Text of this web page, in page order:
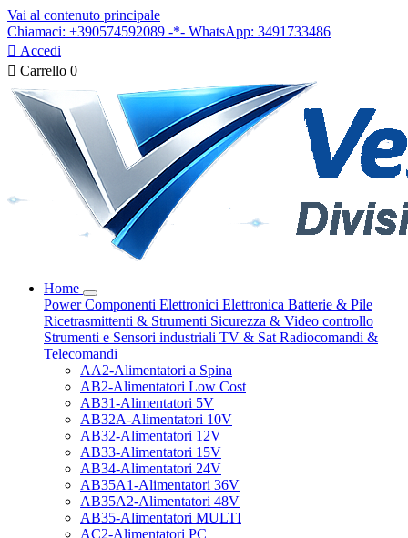
Vai al contenuto principale
Chiamaci: +390574592089 -*- WhatsApp: 3491733486
 Accedi
 Carrello 0
Home
PowerComponenti Elettronici Elettronica Batterie & Pile
Ricetrasmittenti & Strumenti Sicurezza & Video controllo
Strumenti e Sensori industriali TV & Sat Radiocomandi &
Telecomandi
AA2-Alimentatori a Spina
AB2-Alimentatori Low Cost
AB31-Alimentatori 5V
AB32A-Alimentatori 10V
AB32-Alimentatori 12V
AB33-Alimentatori 15V
AB34-Alimentatori 24V
AB35A1-Alimentatori 36V
AB35A2-Alimentatori 48V
AB35-Alimentatori MULTI
AC2-Alimentatori PC